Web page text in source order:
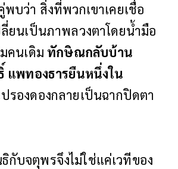
บว่า สิ่งที่พวกเขาเคยเชื่อ
ยนเป็นภาพลวงตาโดยน้ำมือ
คนเดิม ทักษิณกลับบ้าน
แพทองธารยืนหนึ่งใน
รองดองกลายเป็นฉากปิดตา
กับจตุพรจึงไม่ใช่แค่เวทีของ